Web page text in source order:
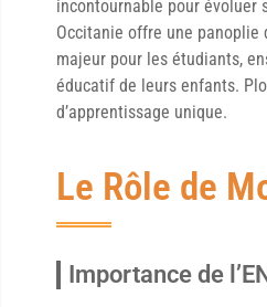
incontournable pour évoluer
Occitanie offre une panoplie
majeur pour les étudiants,
éducatif de leurs enfants.
d’apprentissage unique.
Le Rôle de
Importance de